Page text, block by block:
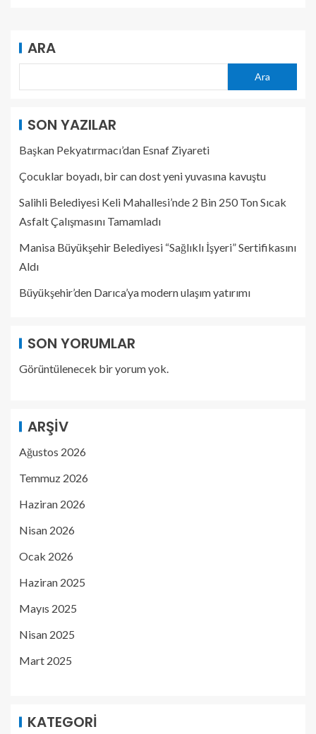
ARA
Ara
SON YAZILAR
Başkan Pekyatırmacı’dan Esnaf Ziyareti
Çocuklar boyadı, bir can dost yeni yuvasına kavuştu
Salihli Belediyesi Keli Mahallesi’nde 2 Bin 250 Ton Sıcak
Asfalt Çalışmasını Tamamladı
Manisa Büyükşehir Belediyesi “Sağlıklı İşyeri” Sertifikasını
Aldı
Büyükşehir’den Darıca’ya modern ulaşım yatırımı
SON YORUMLAR
Görüntülenecek bir yorum yok.
ARŞIV
Ağustos 2026
Temmuz 2026
Haziran 2026
Nisan 2026
Ocak 2026
Haziran 2025
Mayıs 2025
Nisan 2025
Mart 2025
KATEGORI